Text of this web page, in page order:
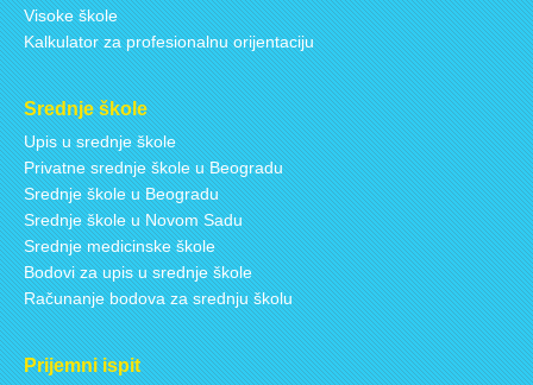
Visoke škole
Kalkulator za profesionalnu orijentaciju
Srednje škole
Upis u srednje škole
Privatne srednje škole u Beogradu
Srednje škole u Beogradu
Srednje škole u Novom Sadu
Srednje medicinske škole
Bodovi za upis u srednje škole
Računanje bodova za srednju školu
Prijemni ispit